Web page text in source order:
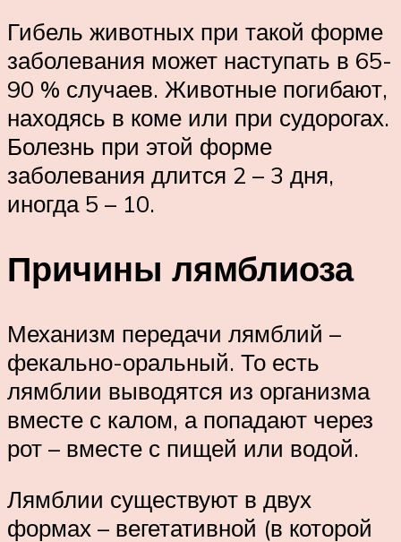
Гибель животных при такой форме
заболевания может наступать в 65-
90 % случаев. Животные погибают,
находясь в коме или при судорогах.
Болезнь при этой форме
заболевания длится 2 – 3 дня,
иногда 5 – 10.
Причины лямблиоза
Механизм передачи лямблий –
фекально-оральный. То есть
лямблии выводятся из организма
вместе с калом, а попадают через
рот – вместе с пищей или водой.
Лямблии существуют в двух
формах – вегетативной (в которой